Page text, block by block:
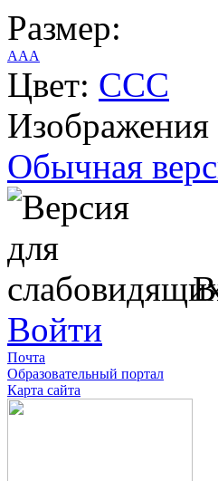
Размер:
AAA
Цвет: CCC
Изображения
Обычная
Войти
Почта
Образовательный портал
Карта сайта